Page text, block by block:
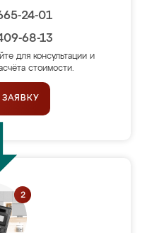
24-01
68-13
для консультации и
стоимости.